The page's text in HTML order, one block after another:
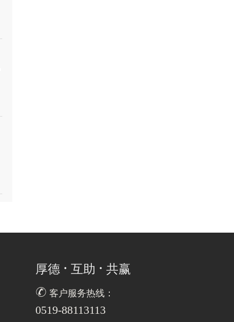
厚德 · 互助 · 共赢
 客户服务热线：
0519-88113113